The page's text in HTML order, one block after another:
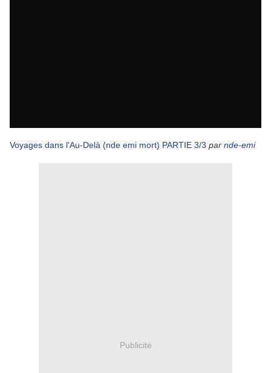
Voyages dans l'Au-Delà (nde emi mort) PARTIE 3/3 par nde-emi
Publicité